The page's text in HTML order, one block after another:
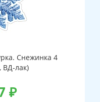
Снежинка 4
ВД-лак)
₽